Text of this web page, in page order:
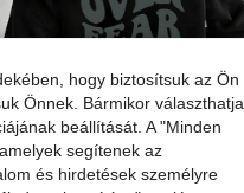
hogy biztosítsuk az Ön
Önnek. Bármikor választhatja
beállítását. A "Minden
segítenek az
és hirdetések személyre